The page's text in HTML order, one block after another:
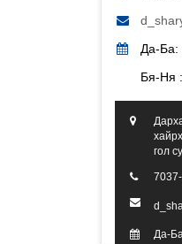
Да-Ба:
Бя-Ня
гол
Да-
2016